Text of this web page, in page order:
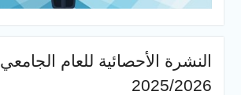
النشرة الأحصائية للعام الجامعي
2025/2026